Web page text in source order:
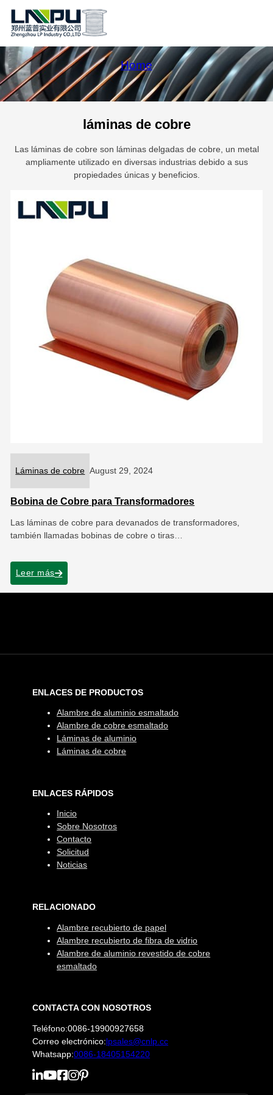
Home
láminas de cobre
Las láminas de cobre son láminas delgadas de cobre, un metal
ampliamente utilizado en diversas industrias debido a sus
propiedades únicas y beneficios.
Láminas de cobre August 29, 2024
Bobina de Cobre para Transformadores
Las láminas de cobre para devanados de transformadores,
también llamadas bobinas de cobre o tiras…
Leer más
ENLACES DE PRODUCTOS
Alambre de aluminio esmaltado
Alambre de cobre esmaltado
Láminas de aluminio
Láminas de cobre
ENLACES RÁPIDOS
Inicio
Sobre Nosotros
Contacto
Solicitud
Noticias
RELACIONADO
Alambre recubierto de papel
Alambre recubierto de fibra de vidrio
Alambre de aluminio revestido de cobre
esmaltado
CONTACTA CON NOSOTROS
Teléfono:0086-19900927658
Correo electrónico:lpsales@cnlp.cc
Whatsapp:0086-18405154220